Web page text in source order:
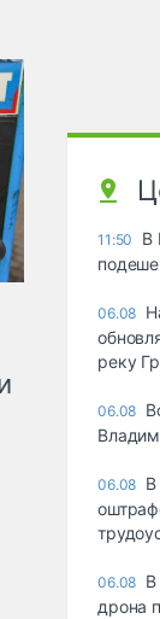
11:50
В
06.08
реку
06.08
06.08 В
06.08 В
дрона